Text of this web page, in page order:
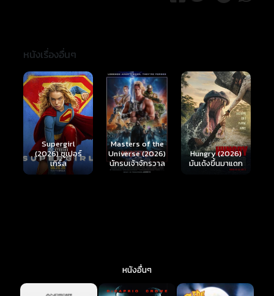
หนังเรื่องอื่นๆ
Masters of the
Universe (2026)
นักรบเจ้าจักรวาล
Hungry (2026)
มันเด้งขึ้นมาแดก
Ready or Not 2:
Here I Come
(2026) เกมพร้อม
ตาย 2
หนังอื่นๆ